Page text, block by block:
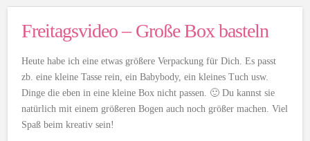
Freitagsvideo – Große Box basteln
Heute habe ich eine etwas größere Verpackung für Dich. Es passt
zb. eine kleine Tasse rein, ein Babybody, ein kleines Tuch usw.
Dinge die eben in eine kleine Box nicht passen. 🙂 Du kannst sie
natürlich mit einem größeren Bogen auch noch größer machen. Viel
Spaß beim kreativ sein!